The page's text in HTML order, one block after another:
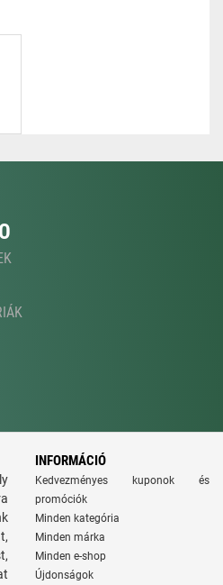
INFORMÁCIÓ
Kedvezményes kuponok és
promóciók
Minden kategória
Minden márka
Minden e-shop
Újdonságok